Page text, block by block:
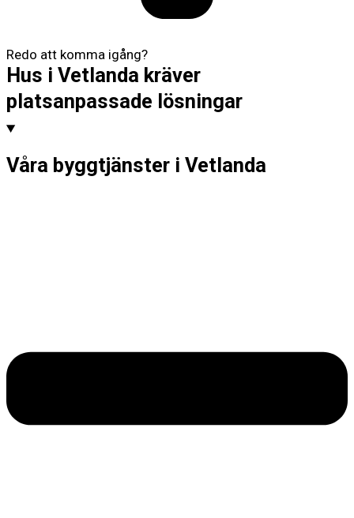
Redo att komma igång?
Hus i Vetlanda kräver
platsanpassade lösningar
Våra byggtjänster i Vetlanda